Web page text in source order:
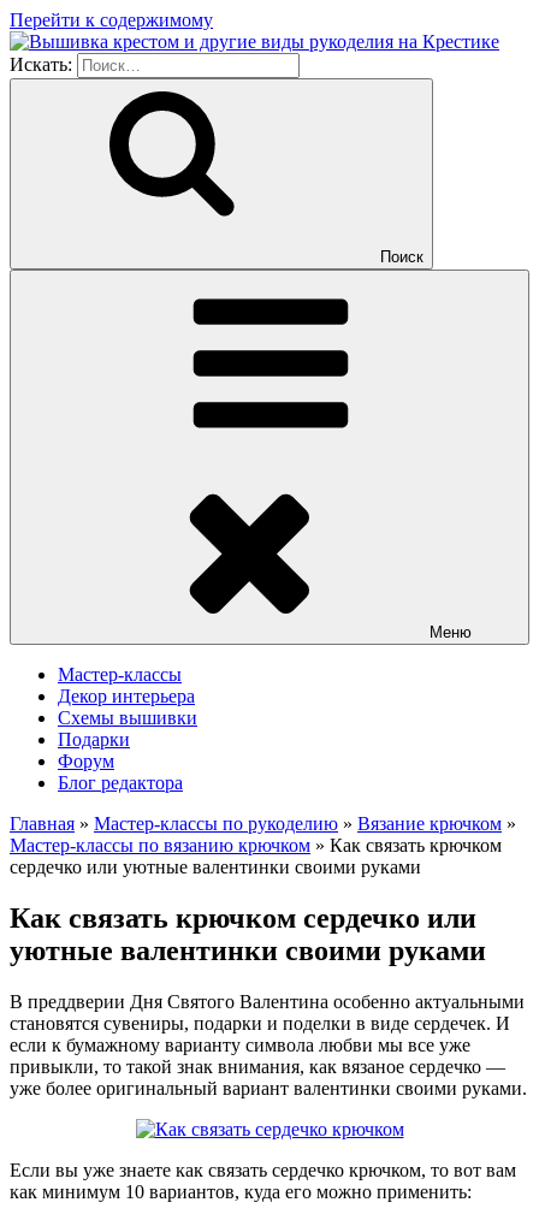
Перейти к содержимому
Искать:
Поиск
Меню
Мастер-классы
Декор интерьера
Схемы вышивки
Подарки
Форум
Блог редактора
Главная » Мастер-классы по рукоделию » Вязание крючком »
Мастер-классы по вязанию крючком » Как связать крючком
сердечко или уютные валентинки своими руками
Как связать крючком сердечко или
уютные валентинки своими руками
В преддверии Дня Святого Валентина особенно актуальными
становятся сувениры, подарки и поделки в виде сердечек. И
если к бумажному варианту символа любви мы все уже
привыкли, то такой знак внимания, как вязаное сердечко —
уже более оригинальный вариант валентинки своими руками.
Если вы уже знаете как связать сердечко крючком, то вот вам
как минимум 10 вариантов, куда его можно применить: